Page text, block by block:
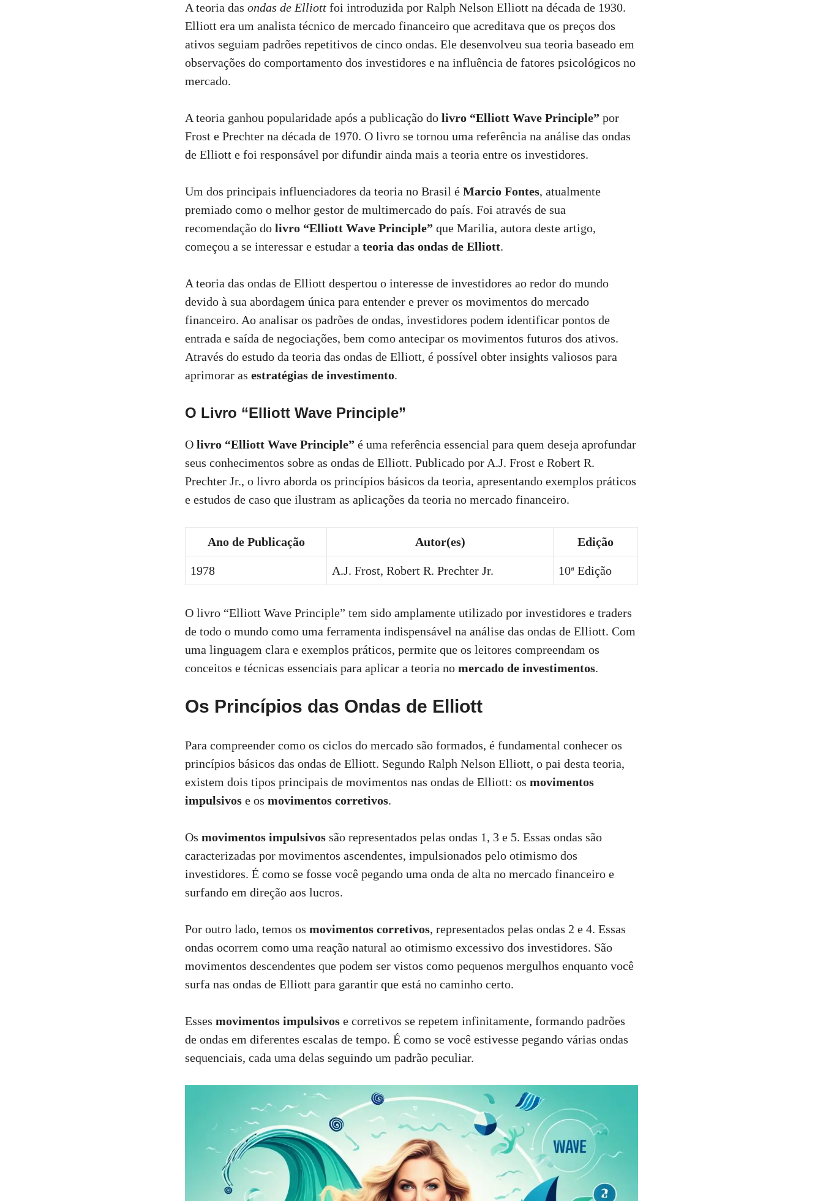
A teoria das ondas de Elliott foi introduzida por Ralph Nelson Elliott na década de 1930.
Elliott era um analista técnico de mercado financeiro que acreditava que os preços dos
ativos seguiam padrões repetitivos de cinco ondas. Ele desenvolveu sua teoria baseado em
observações do comportamento dos investidores e na influência de fatores psicológicos no
mercado.
A teoria ganhou popularidade após a publicação do livro “Elliott Wave Principle” por
Frost e Prechter na década de 1970. O livro se tornou uma referência na análise das ondas
de Elliott e foi responsável por difundir ainda mais a teoria entre os investidores.
Um dos principais influenciadores da teoria no Brasil é Marcio Fontes, atualmente
premiado como o melhor gestor de multimercado do país. Foi através de sua
recomendação do livro “Elliott Wave Principle” que Marilia, autora deste artigo,
começou a se interessar e estudar a teoria das ondas de Elliott.
A teoria das ondas de Elliott despertou o interesse de investidores ao redor do mundo
devido à sua abordagem única para entender e prever os movimentos do mercado
financeiro. Ao analisar os padrões de ondas, investidores podem identificar pontos de
entrada e saída de negociações, bem como antecipar os movimentos futuros dos ativos.
Através do estudo da teoria das ondas de Elliott, é possível obter insights valiosos para
aprimorar as estratégias de investimento.
O Livro “Elliott Wave Principle”
O livro “Elliott Wave Principle” é uma referência essencial para quem deseja aprofundar
seus conhecimentos sobre as ondas de Elliott. Publicado por A.J. Frost e Robert R.
Prechter Jr., o livro aborda os princípios básicos da teoria, apresentando exemplos práticos
e estudos de caso que ilustram as aplicações da teoria no mercado financeiro.
Ano de Publicação Autor(es) Edição
1978 A.J. Frost, Robert R. Prechter Jr. 10ª Edição
O livro “Elliott Wave Principle” tem sido amplamente utilizado por investidores e traders
de todo o mundo como uma ferramenta indispensável na análise das ondas de Elliott. Com
uma linguagem clara e exemplos práticos, permite que os leitores compreendam os
conceitos e técnicas essenciais para aplicar a teoria no mercado de investimentos.
Os Princípios das Ondas de Elliott
Para compreender como os ciclos do mercado são formados, é fundamental conhecer os
princípios básicos das ondas de Elliott. Segundo Ralph Nelson Elliott, o pai desta teoria,
existem dois tipos principais de movimentos nas ondas de Elliott: os movimentos
impulsivos e os movimentos corretivos.
Os movimentos impulsivos são representados pelas ondas 1, 3 e 5. Essas ondas são
caracterizadas por movimentos ascendentes, impulsionados pelo otimismo dos
investidores. É como se fosse você pegando uma onda de alta no mercado financeiro e
surfando em direção aos lucros.
Por outro lado, temos os movimentos corretivos, representados pelas ondas 2 e 4. Essas
ondas ocorrem como uma reação natural ao otimismo excessivo dos investidores. São
movimentos descendentes que podem ser vistos como pequenos mergulhos enquanto você
surfa nas ondas de Elliott para garantir que está no caminho certo.
Esses movimentos impulsivos e corretivos se repetem infinitamente, formando padrões
de ondas em diferentes escalas de tempo. É como se você estivesse pegando várias ondas
sequenciais, cada uma delas seguindo um padrão peculiar.